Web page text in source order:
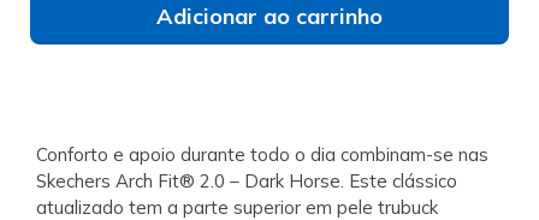
Adicionar ao carrinho
Conforto e apoio durante todo o dia combinam-se nas
Skechers Arch Fit® 2.0 – Dark Horse. Este clássico
atualizado tem a parte superior em pele trubuck